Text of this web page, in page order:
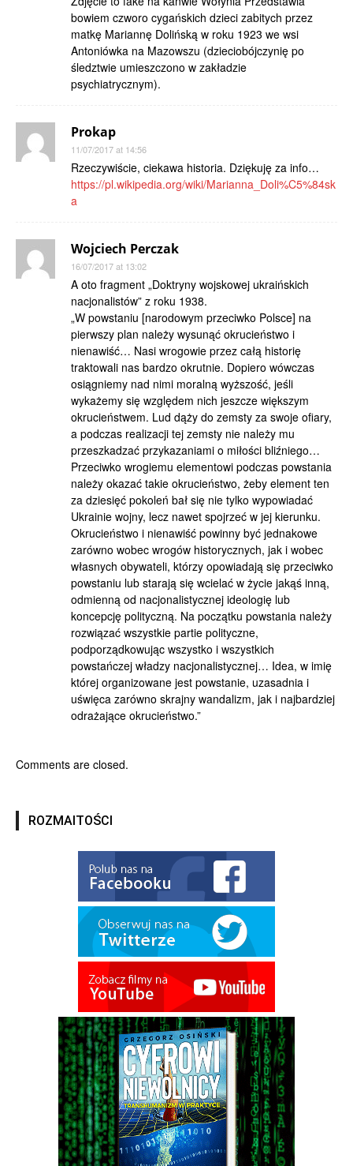
bowiem czworo cygańskich dzieci zabitych przez
matkę Mariannę Dolińską w roku 1923 we wsi
Antoniówka na Mazowszu (dzieciobójczynię po
śledztwie umieszczono w zakładzie
psychiatrycznym).
Prokap
11/07/2017 at 14:56
Rzeczywiście, ciekawa historia. Dziękuję za info…
https://pl.wikipedia.org/wiki/Marianna_Doli%C5%84sk
a
Wojciech Perczak
16/07/2017 at 13:02
A oto fragment „Doktryny wojskowej ukraińskich
nacjonalistów” z roku 1938.
„W powstaniu [narodowym przeciwko Polsce] na
pierwszy plan należy wysunąć okrucieństwo i
nienawiść… Nasi wrogowie przez całą historię
traktowali nas bardzo okrutnie. Dopiero wówczas
osiągniemy nad nimi moralną wyższość, jeśli
wykażemy się względem nich jeszcze większym
okrucieństwem. Lud dąży do zemsty za swoje ofiary,
a podczas realizacji tej zemsty nie należy mu
przeszkadzać przykazaniami o miłości bliźniego…
Przeciwko wrogiemu elementowi podczas powstania
należy okazać takie okrucieństwo, żeby element ten
za dziesięć pokoleń bał się nie tylko wypowiadać
Ukrainie wojny, lecz nawet spojrzeć w jej kierunku.
Okrucieństwo i nienawiść powinny być jednakowe
zarówno wobec wrogów historycznych, jak i wobec
własnych obywateli, którzy opowiadają się przeciwko
powstaniu lub starają się wcielać w życie jakąś inną,
odmienną od nacjonalistycznej ideologię lub
koncepcję polityczną. Na początku powstania należy
rozwiązać wszystkie partie polityczne,
podporządkowując wszystko i wszystkich
powstańczej władzy nacjonalistycznej… Idea, w imię
której organizowane jest powstanie, uzasadnia i
uświęca zarówno skrajny wandalizm, jak i najbardziej
odrażające okrucieństwo.”
Comments are closed.
ROZMAITOŚCI